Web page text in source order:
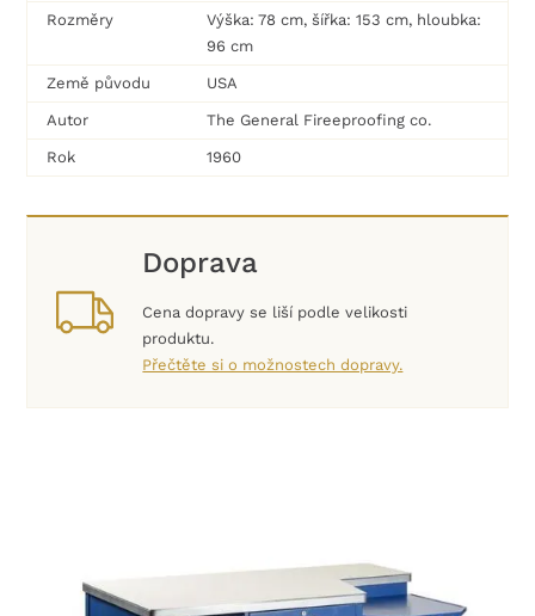
Rozměry
Výška: 78 cm, šířka: 153 cm, hloubka:
96 cm
Země původu USA
Autor The General Fireeproofing co.
Rok 1960
Doprava
Cena dopravy se liší podle velikosti
produktu.
Přečtěte si o možnostech dopravy.